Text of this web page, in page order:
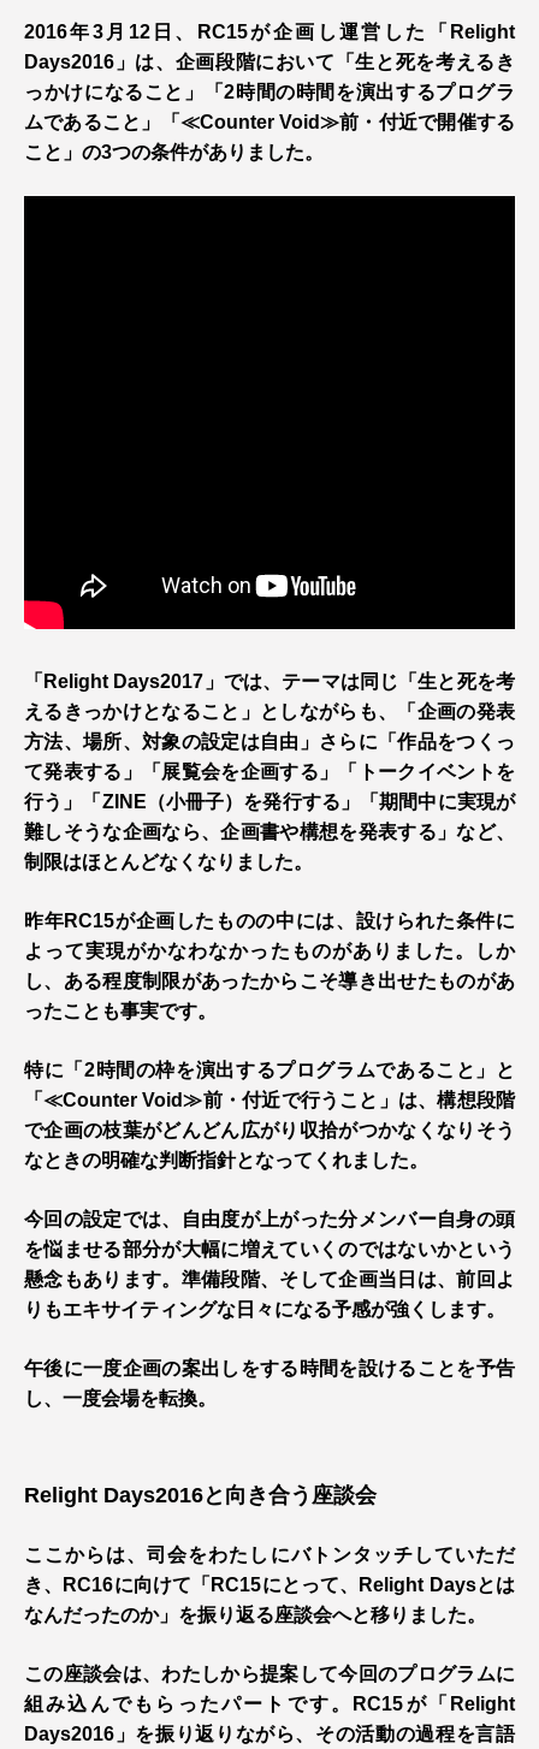
2016年3月12日、RC15が企画し運営した「Relight
Days2016」は、企画段階において「生と死を考えるき
っかけになること」「2時間の時間を演出するプログラ
ムであること」「≪Counter Void≫前・付近で開催する
こと」の3つの条件がありました。
「Relight Days2017」では、テーマは同じ「生と死を考
えるきっかけとなること」としながらも、「企画の発表
方法、場所、対象の設定は自由」さらに「作品をつくっ
て発表する」「展覧会を企画する」「トークイベントを
行う」「ZINE（小冊子）を発行する」「期間中に実現が
難しそうな企画なら、企画書や構想を発表する」など、
制限はほとんどなくなりました。
昨年RC15が企画したものの中には、設けられた条件に
よって実現がかなわなかったものがありました。しか
し、ある程度制限があったからこそ導き出せたものがあ
ったことも事実です。
特に「2時間の枠を演出するプログラムであること」と
「≪Counter Void≫前・付近で行うこと」は、構想段階
で企画の枝葉がどんどん広がり収拾がつかなくなりそう
なときの明確な判断指針となってくれました。
今回の設定では、自由度が上がった分メンバー自身の頭
を悩ませる部分が大幅に増えていくのではないかという
懸念もあります。準備段階、そして企画当日は、前回よ
りもエキサイティングな日々になる予感が強くします。
午後に一度企画の案出しをする時間を設けることを予告
し、一度会場を転換。
Relight Days2016と向き合う座談会
ここからは、司会をわたしにバトンタッチしていただ
き、RC16に向けて「RC15にとって、Relight Daysとは
なんだったのか」を振り返る座談会へと移りました。
この座談会は、わたしから提案して今回のプログラムに
組み込んでもらったパートです。RC15が「Relight
Days2016」を振り返りながら、その活動の過程を言語